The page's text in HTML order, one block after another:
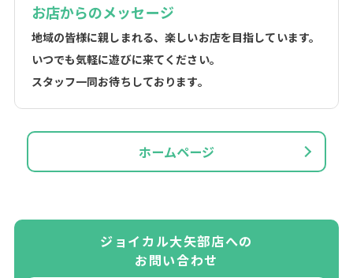
ホームページ
お店からのメッセージ
地域の皆様に親しまれる、楽しいお店を目指しています。
いつでも気軽に遊びに来てください。
スタッフ一同お待ちしております。
ジョイカル大矢部店への
お問い合わせ